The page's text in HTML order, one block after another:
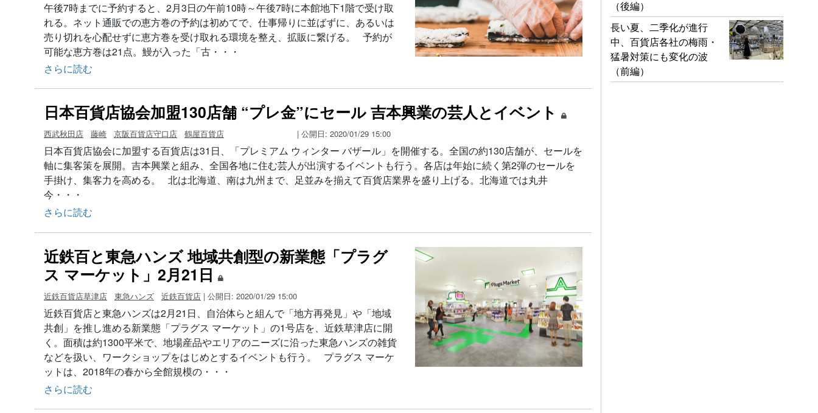
午後7時までに予約すると、2月3日の午前10時～午後7時に本館地下1階で受け取
れる。ネット通販での恵方巻の予約は初めてで、仕事帰りに並ばずに、あるいは
売り切れを心配せずに恵方巻を受け取れる環境を整え、拡販に繋げる。 予約が
可能な恵方巻は21点。鰻が入った「古・・・
さらに読む
日本百貨店協会加盟130店舗 “プレ金”にセール 吉本興業の芸人とイベント
西武秋田店 藤崎 京阪百貨店守口店 鶴屋百貨店 | 公開日: 2020/01/29 15:00
日本百貨店協会に加盟する百貨店は31日、「プレミアム ウィンター バザール」を開催する。全国の約130店舗が、セールを
軸に集客策を展開。吉本興業と組み、全国各地に住む芸人が出演するイベントも行う。各店は年始に続く第2弾のセールを
手掛け、集客力を高める。 北は北海道、南は九州まで、足並みを揃えて百貨店業界を盛り上げる。北海道では丸井
今・・・
さらに読む
近鉄百と東急ハンズ 地域共創型の新業態「プラグ
ス マーケット」2月21日
近鉄百貨店草津店 東急ハンズ 近鉄百貨店 | 公開日: 2020/01/29 15:00
近鉄百貨店と東急ハンズは2月21日、自治体らと組んで「地方再発見」や「地域
共創」を推し進める新業態「プラグス マーケット」の1号店を、近鉄草津店に開
く。面積は約1300平米で、地場産品やエリアのニーズに沿った東急ハンズの雑貨
などを扱い、ワークショップをはじめとするイベントも行う。 プラグス マーケ
ットは、2018年の春から全館規模の・・・
さらに読む
（後編）
長い夏、二季化が進行
中、百貨店各社の梅雨・
猛暑対策にも変化の波
（前編）